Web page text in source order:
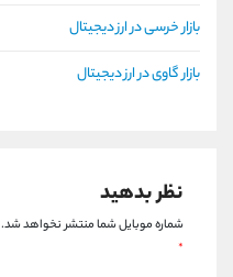
بازار خرسی در ارز دیجیتال
بازار گاوی در ارز دیجیتال
نظر بدهید
شماره موبایل شما منتشر نخواهد شد.
*